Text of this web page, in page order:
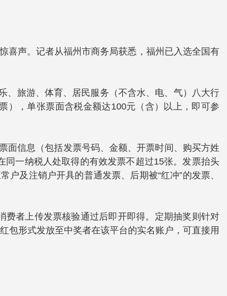
喜声。记者从福州市商务局获悉，福州已入选全国有
、旅游、体育、居民服务（不含水、电、气）八大行
），单张票面含税金额达100元（含）以上，即可参
信息（包括发票号码、金额、开票时间、购买方姓
一纳税人处取得的有效发票不超过15张。发票抬头
及注销户开具的普通发票、后期被“红冲”的发票、
者上传发票核验通过后即开即得。定期抽奖则针对
包形式发放至中奖者在该平台的实名账户，可直接用